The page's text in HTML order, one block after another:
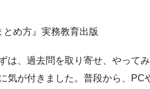
め方』実務教育出版
、過去問を取り寄せ、やって
が付きました。普段から、PC